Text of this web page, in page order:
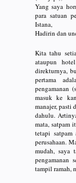
Yang saya
para satuan
Istana,
Hadirin dan
Kita tahu
ataupun
direkturnya,
pertama
pengamanan
masuk ke
manajer, pasti
dahulu.
mata, satpam
tetapi satpam
perusahaan.
mudah, saya
pengamanan
tampil ramah,